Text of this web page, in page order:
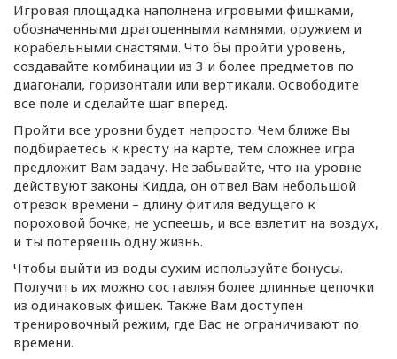
Игровая площадка наполнена игровыми фишками,
обозначенными драгоценными камнями, оружием и
корабельными снастями. Что бы пройти уровень,
создавайте комбинации из 3 и более предметов по
диагонали, горизонтали или вертикали. Освободите
все поле и сделайте шаг вперед.
Пройти все уровни будет непросто. Чем ближе Вы
подбираетесь к кресту на карте, тем сложнее игра
предложит Вам задачу. Не забывайте, что на уровне
действуют законы Кидда, он отвел Вам небольшой
отрезок времени – длину фитиля ведущего к
пороховой бочке, не успеешь, и все взлетит на воздух,
и ты потеряешь одну жизнь.
Чтобы выйти из воды сухим используйте бонусы.
Получить их можно составляя более длинные цепочки
из одинаковых фишек. Также Вам доступен
тренировочный режим, где Вас не ограничивают по
времени.